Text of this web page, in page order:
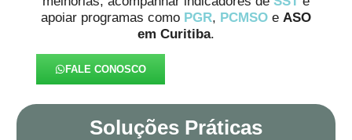
apoiar programas como PGR, PCMSO e ASO
em Curitiba.
FALE CONOSCO
Soluções Práticas